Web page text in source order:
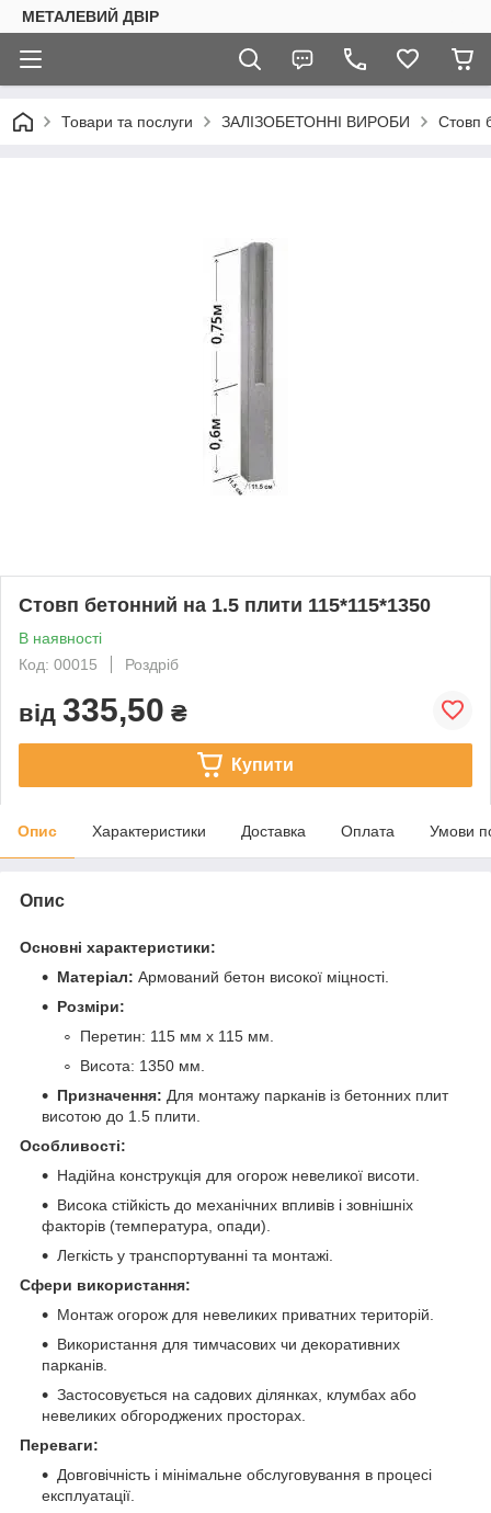
МЕТАЛЕВИЙ ДВІР
Товари та послуги ЗАЛІЗОБЕТОННІ ВИРОБИ Стовп
Стовп бетонний на 1.5 плити 115*115*1350
В наявності
Код: 00015
Роздріб
від 335,50 ₴
Купити
Опис Характеристики Доставка Оплата Умови
Опис
Основні характеристики:
Матеріал: Армований бетон високої міцності.
Розміри:
Перетин: 115 мм x 115 мм.
Висота: 1350 мм.
Призначення: Для монтажу парканів із бетонних плит
висотою до 1.5 плити.
Особливості:
Надійна конструкція для огорож невеликої висоти.
Висока стійкість до механічних впливів і зовнішніх
факторів (температура, опади).
Легкість у транспортуванні та монтажі.
Сфери використання:
Монтаж огорож для невеликих приватних територій.
Використання для тимчасових чи декоративних
парканів.
Застосовується на садових ділянках, клумбах або
невеликих обгороджених просторах.
Переваги:
Довговічність і мінімальне обслуговування в процесі
експлуатації.